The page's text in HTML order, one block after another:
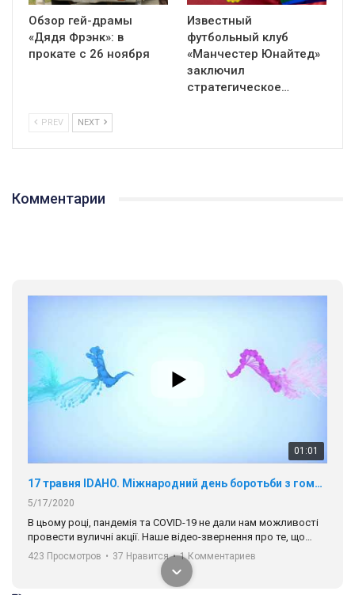
Обзор гей-драмы
«Дядя Фрэнк»: в
прокате с 26 ноября
Известный
футбольный клуб
«Манчестер Юнайтед»
заключил
стратегическое…
PREV NEXT
Комментарии
В цьому році, пандемія та COVІD-19 не дали нам можливості
провести вуличні акції. Наше відео-звернення про те, що
навіть коли ми у різних містах та не можемо зустрінеться, ми
разом. Ми закликаємо всіх хто поділяє цінності рівності та
солідарності, приєднатися до нас. Регіональні підрозділи
423 Просмотров • 37 Нравится 1 Комментариев